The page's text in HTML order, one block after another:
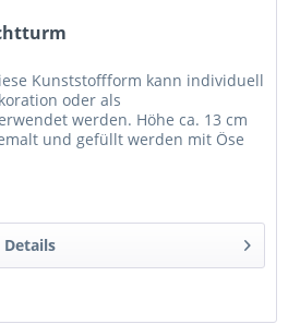
Kunststoffform kann individuell
oder als
werden. Höhe ca. 13 cm
und gefüllt werden mit Öse
Details